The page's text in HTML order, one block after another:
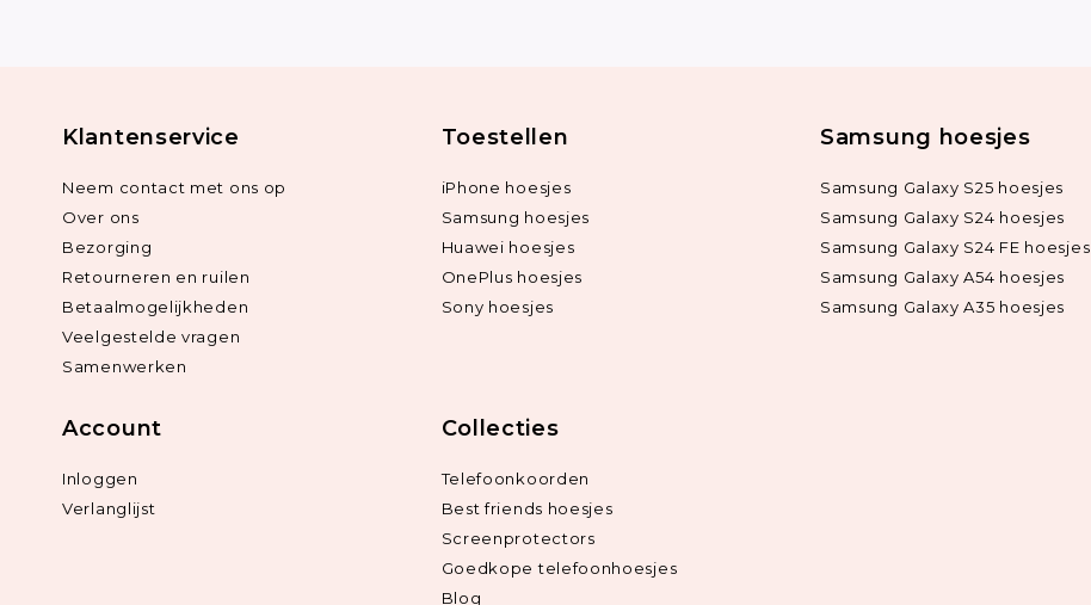
Klantenservice
Neem contact met ons op
Over ons
Bezorging
Retourneren en ruilen
Betaalmogelijkheden
Veelgestelde vragen
Samenwerken
Toestellen
iPhone hoesjes
Samsung hoesjes
Huawei hoesjes
OnePlus hoesjes
Sony hoesjes
Samsung hoesjes
Samsung Galaxy S25 hoesjes
Samsung Galaxy S24 hoesjes
Samsung Galaxy S24 FE hoesjes
Samsung Galaxy A54 hoesjes
Samsung Galaxy A35 hoesjes
Account
Inloggen
Verlanglijst
Collecties
Telefoonkoorden
Best friends hoesjes
Screenprotectors
Goedkope telefoonhoesjes
Blog